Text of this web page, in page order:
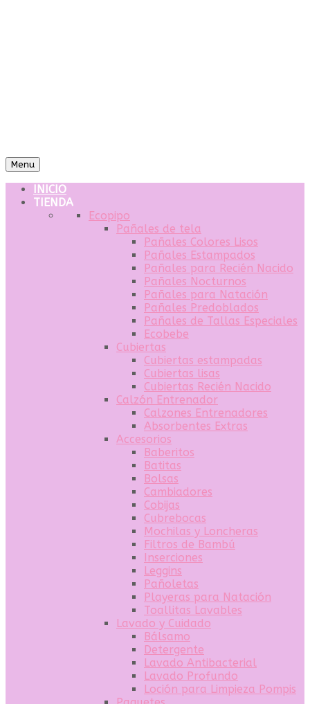
Menu
INICIO
TIENDA
Ecopipo
Pañales de tela
Pañales Colores Lisos
Pañales Estampados
Pañales para Recién Nacido
Pañales Nocturnos
Pañales para Natación
Pañales Predoblados
Pañales de Tallas Especiales
Ecobebe
Cubiertas
Cubiertas estampadas
Cubiertas lisas
Cubiertas Recién Nacido
Calzón Entrenador
Calzones Entrenadores
Absorbentes Extras
Accesorios
Baberitos
Batitas
Bolsas
Cambiadores
Cobijas
Cubrebocas
Mochilas y Loncheras
Filtros de Bambú
Inserciones
Leggins
Pañoletas
Playeras para Natación
Toallitas Lavables
Lavado y Cuidado
Bálsamo
Detergente
Lavado Antibacterial
Lavado Profundo
Loción para Limpieza Pompis